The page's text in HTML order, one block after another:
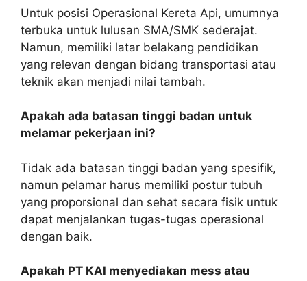
Untuk posisi Operasional Kereta Api, umumnya
terbuka untuk lulusan SMA/SMK sederajat.
Namun, memiliki latar belakang pendidikan
yang relevan dengan bidang transportasi atau
teknik akan menjadi nilai tambah.
Apakah ada batasan tinggi badan untuk
melamar pekerjaan ini?
Tidak ada batasan tinggi badan yang spesifik,
namun pelamar harus memiliki postur tubuh
yang proporsional dan sehat secara fisik untuk
dapat menjalankan tugas-tugas operasional
dengan baik.
Apakah PT KAI menyediakan mess atau